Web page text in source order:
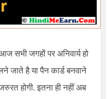
सभी जगहों पर अनिवार्य हो
जाते है या पैन कार्ड बनवाने
होगी. इतना ही नहीं अब